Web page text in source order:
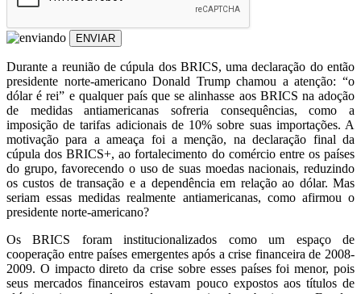
ENVIAR
Durante a reunião de cúpula dos BRICS, uma declaração do então
presidente norte-americano Donald Trump chamou a atenção: “o
dólar é rei” e qualquer país que se alinhasse aos BRICS na adoção
de medidas antiamericanas sofreria consequências, como a
imposição de tarifas adicionais de 10% sobre suas importações. A
motivação para a ameaça foi a menção, na declaração final da
cúpula dos BRICS+, ao fortalecimento do comércio entre os países
do grupo, favorecendo o uso de suas moedas nacionais, reduzindo
os custos de transação e a dependência em relação ao dólar. Mas
seriam essas medidas realmente antiamericanas, como afirmou o
presidente norte-americano?
Os BRICS foram institucionalizados como um espaço de
cooperação entre países emergentes após a crise financeira de 2008-
2009. O impacto direto da crise sobre esses países foi menor, pois
seus mercados financeiros estavam pouco expostos aos títulos de